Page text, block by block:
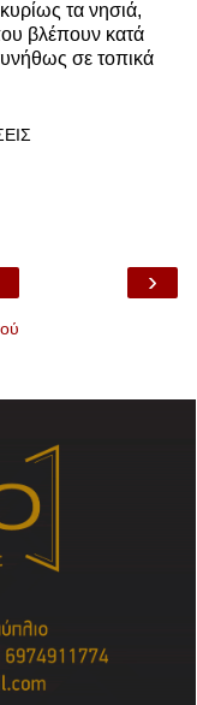
τα νησιά,
βλέπουν κατά
σε τοπικά
›